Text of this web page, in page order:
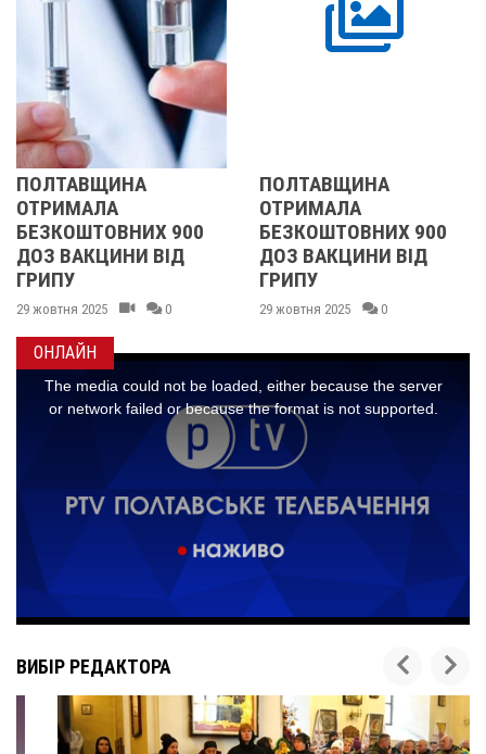
900
ВІД
0
ПОЛТАВЩИНА
ОТРИМАЛА
БЕЗКОШТОВНИХ 900
ДОЗ ВАКЦИНИ ВІД
29 жовтня 2025 0
ОНЛАЙН
ВИБІР РЕДАКТОРА